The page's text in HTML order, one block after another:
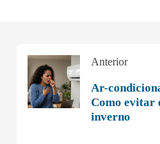
Anterior
Ar-
Como evitar
inverno